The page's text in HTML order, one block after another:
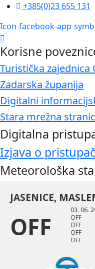
+385(0)23 655 131
Icon-facebook-app-
Korisne
Turistička zajednica
Zadarska županija
Digitalni
Stara mrežna
Digitalna
Izjava o
Meteorološka